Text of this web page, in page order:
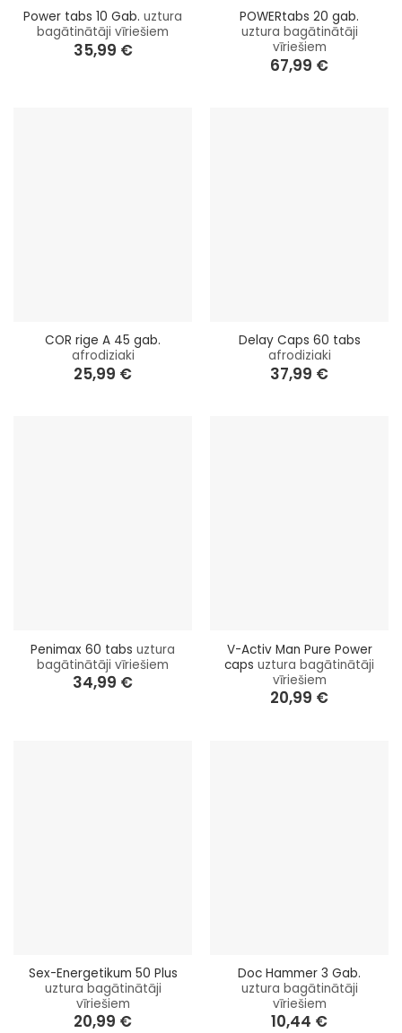
Power tabs 10 Gab. uztura
bagātinātāji vīriešiem
35,99 €
POWERtabs 20 gab.
uztura bagātinātāji
vīriešiem
67,99 €
COR rige A 45 gab.
afrodiziaki
25,99 €
Delay Caps 60 tabs
afrodiziaki
37,99 €
Penimax 60 tabs uztura
bagātinātāji vīriešiem
34,99 €
V-Activ Man Pure Power
caps uztura bagātinātāji
vīriešiem
20,99 €
Sex-Energetikum 50 Plus
uztura bagātinātāji
vīriešiem
20,99 €
Doc Hammer 3 Gab.
uztura bagātinātāji
vīriešiem
10,44 €